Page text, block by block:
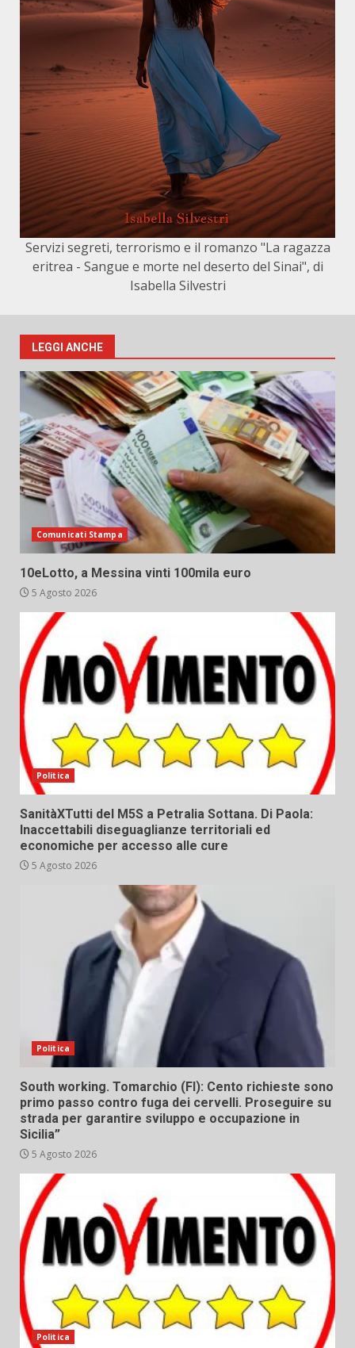
Servizi segreti, terrorismo e il romanzo "La ragazza
eritrea - Sangue e morte nel deserto del Sinai", di
Isabella Silvestri
LEGGI ANCHE
Comunicati Stampa
10eLotto, a Messina vinti 100mila euro
5 Agosto 2026
Politica
SanitàXTutti del M5S a Petralia Sottana. Di Paola:
Inaccettabili diseguaglianze territoriali ed
economiche per accesso alle cure
5 Agosto 2026
Politica
South working. Tomarchio (FI): Cento richieste sono
primo passo contro fuga dei cervelli. Proseguire su
strada per garantire sviluppo e occupazione in
Sicilia”
5 Agosto 2026
Politica